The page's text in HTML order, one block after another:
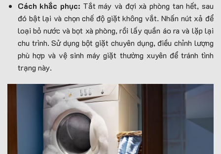
Cách khắc phục: Tắt máy và đợi xà phòng tan hết, sau
đó bật lại và chọn chế độ giặt không vắt. Nhấn nút xả để
loại bỏ nước và bọt xà phòng, rồi lấy quần áo ra và lặp lại
chu trình. Sử dụng bột giặt chuyên dụng, điều chỉnh lượng
phù hợp và vệ sinh máy giặt thường xuyên để tránh tình
trạng này.